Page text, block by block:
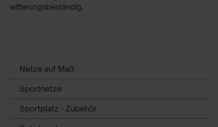
witterungsbeständig.
Netze auf Maß
Sportnetze
Sportplatz - Zubehör